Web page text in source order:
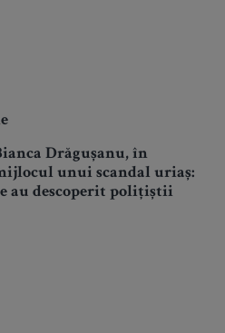
Drăgușanu, în
unui scandal uriaș:
au descoperit polițiștii